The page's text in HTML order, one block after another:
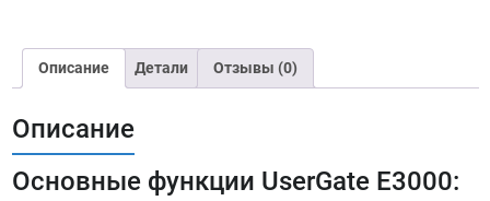
межсетевой
экранОписание Детали Отзывы (0)
Описание
Основные функции UserGate E3000: